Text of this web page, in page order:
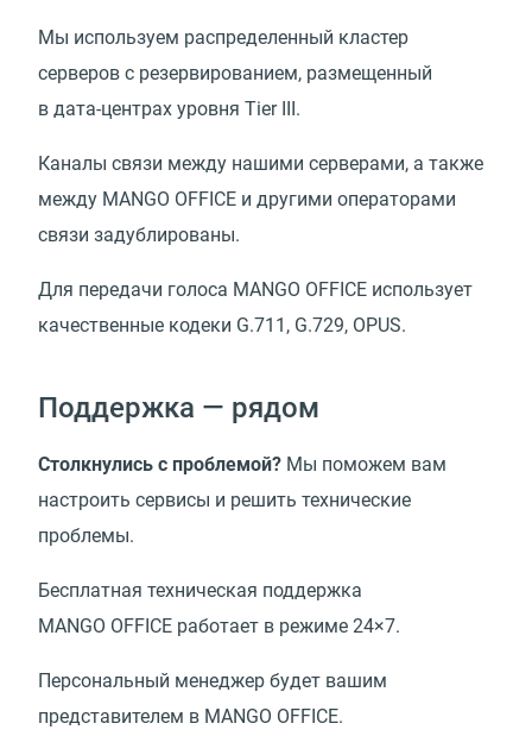
Мы используем распределенный кластер
серверов с резервированием, размещенный
в дата-центрах уровня Tier III.
Каналы связи между нашими серверами, а также
между MANGO OFFICE и другими операторами
связи задублированы.
Для передачи голоса MANGO OFFICE использует
качественные кодеки G.711, G.729, OPUS.
Поддержка — рядом
Столкнулись с проблемой? Мы поможем вам
настроить сервисы и решить технические
проблемы.
Бесплатная техническая поддержка
MANGO OFFICE работает в режиме 24×7.
Персональный менеджер будет вашим
представителем в MANGO OFFICE.